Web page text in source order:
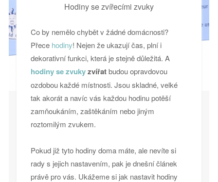
Hodiny se zvířecími zvuky
Co by nemělo chybět v žádné domácnosti?
Přece hodiny! Nejen že ukazují čas, plní i
dekorativní funkci, která je stejně důležitá. A
hodiny se zvukyzvířatbudou opravdovou
ozdobou každé místnosti. Jsou skladné, velké
tak akorát a navíc vás každou hodinu potěší
zamňoukáním, zaštěkáním nebo jiným
roztomilým zvukem.
Pokud již tyto hodiny doma máte, ale nevíte si
rady s jejich nastavením, pak je dnešní článek
právě pro vás. Ukážeme si jak nastavit hodiny